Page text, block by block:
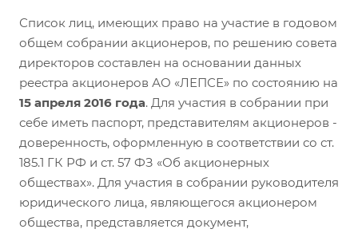
Список лиц, имеющих право на участие в годовом
общем собрании акционеров, по решению совета
директоров составлен на основании данных
реестра акционеров АО «ЛЕПСЕ» по состоянию на
15 апреля 2016 года. Для участия в собрании при
себе иметь паспорт, представителям акционеров -
доверенность, оформленную в соответствии со ст.
185.1 ГК РФ и ст. 57 ФЗ «Об акционерных
обществах». Для участия в собрании руководителя
юридического лица, являющегося акционером
общества, представляется документ,